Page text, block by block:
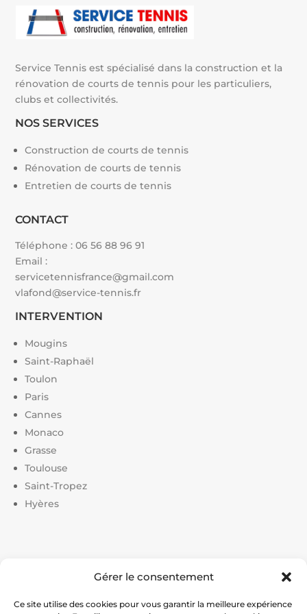
Gérer le consentement
Ce site utilise des cookies pour vous garantir la meilleure expérience
Service Tennis est spécialisé dans la construction et la
rénovation de courts de tennis pour les particuliers,
clubs et collectivités.
NOS SERVICES
Construction de courts de tennis
Rénovation de courts de tennis
Entretien de courts de tennis
CONTACT
Téléphone :06 56 88 96 91
Email :
servicetennisfrance@gmail.com
vlafond@service-tennis.fr
INTERVENTION
Mougins
Saint-Raphaël
Toulon
Paris
Cannes
Monaco
Grasse
Toulouse
Saint-Tropez
Hyères
Liens utiles :
tennis|Prix construction terrain de tennis|Devis